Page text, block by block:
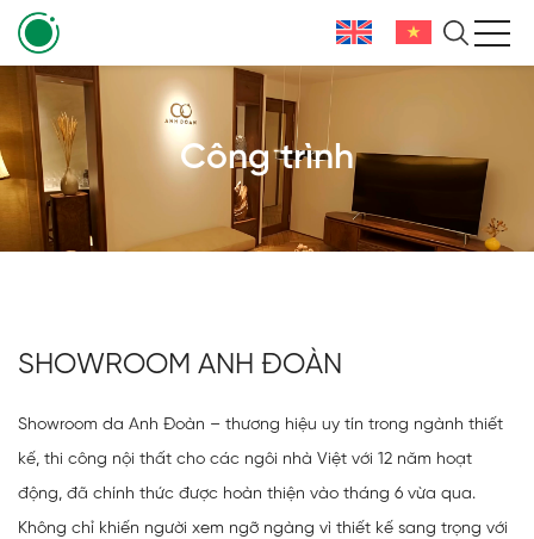
Công trình
SHOWROOM ANH ĐOÀN
Showroom da Anh Đoàn – thương hiệu uy tín trong ngành thiết
kế, thi công nội thất cho các ngôi nhà Việt với 12 năm hoạt
động, đã chính thức được hoàn thiện vào tháng 6 vừa qua.
Không chỉ khiến người xem ngỡ ngàng vì thiết kế sang trọng với